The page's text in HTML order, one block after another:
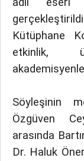
Kütüphane
etkinlik,
Söyleşinin
Özgüven
arasında
Dr. Haluk